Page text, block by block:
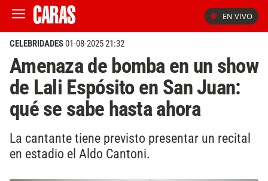
EN VIVO
CELEBRIDADES01-08-2025 21:32
Amenaza de bomba en un show
de Lali Espósito en San Juan:
qué se sabe hasta ahora
La cantante tiene previsto presentar un recital
en estadio el Aldo Cantoni.